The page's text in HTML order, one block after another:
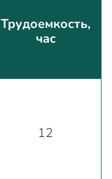
Трудоемкость,
час
12